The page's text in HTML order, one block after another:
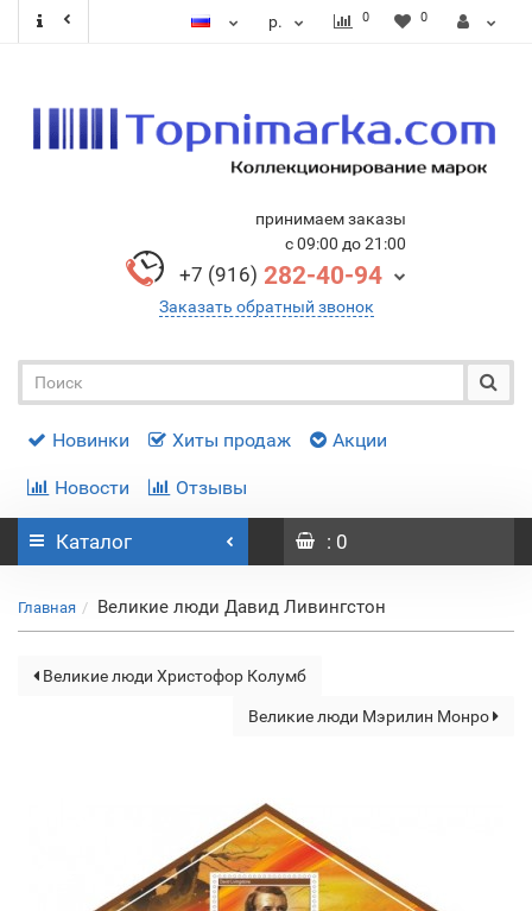
р. 0 0
принимаем заказы
с 09:00 до 21:00
+7 (916) 282-40-94
Заказать обратный звонок
Новинки Хиты продаж Акции
Новости Отзывы
Каталог : 0
Главная Великие люди Давид Ливингстон
Великие люди Христофор Колумб
Великие люди Мэрилин Монро